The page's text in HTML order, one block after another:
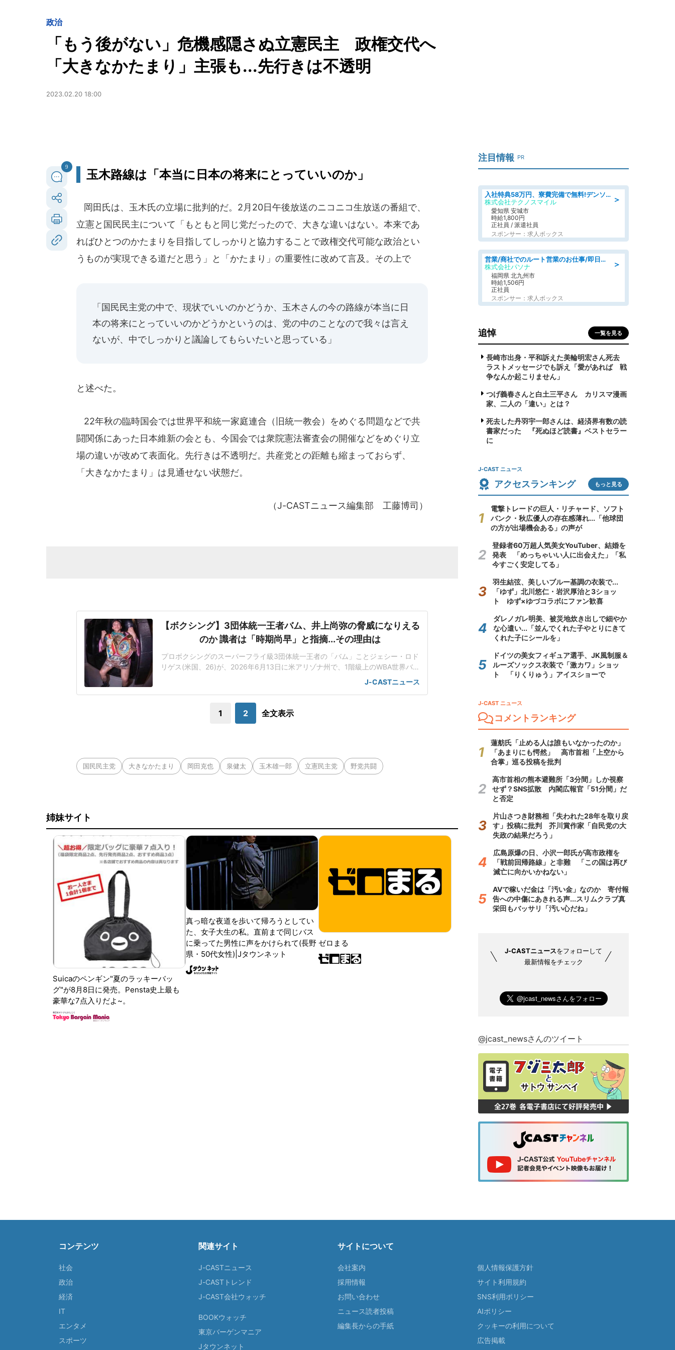
政治
「もう後がない」危機感隠さぬ立憲民主 政権交代へ
「大きなかたまり」主張も...先行きは不透明
2023.02.20 18:00
9
玉木路線は「本当に日本の将来にとっていいのか」
岡田氏は、玉木氏の立場に批判的だ。2月20日午後放送のニコニコ生放送の番組で、
立憲と国民民主について「もともと同じ党だったので、大きな違いはない。本来であ
ればひとつのかたまりを目指してしっかりと協力することで政権交代可能な政治とい
うものが実現できる道だと思う」と「かたまり」の重要性に改めて言及。その上で
「国民民主党の中で、現状でいいのかどうか、玉木さんの今の路線が本当に日
本の将来にとっていいのかどうかというのは、党の中のことなので我々は言え
ないが、中でしっかりと議論してもらいたいと思っている」
と述べた。
22年秋の臨時国会では世界平和統一家庭連合（旧統一教会）をめぐる問題などで共
闘関係にあった日本維新の会とも、今国会では衆院憲法審査会の開催などをめぐり立
場の違いが改めて表面化。先行きは不透明だ。共産党との距離も縮まっておらず、
「大きなかたまり」は見通せない状態だ。
（J-CASTニュース編集部 工藤博司）
【ボクシング】3団体統一王者バム、井上尚弥の脅威になりえる
のか 識者は「時期尚早」と指摘...その理由は
プロボクシングのスーパーフライ級3団体統一王者の「バム」ことジェシー・ロド
リゲス(米国、26)が、2026年6月13日に米アリゾナ州で、1階級上のWBA世界バン
タム級王者アントニオ・バルガス(米国、29)に挑戦する。「井上はフェザー級に上
げようかと検討している最中」バムは、スーパーバンタム級4団体統一王者・井上
実現する可能
J-CASTニュース
1 2 全文表示
国民民主党 大きなかたまり 岡田克也 泉健太 玉木雄一郎 立憲民主党 野党共闘
姉妹サイト
Suicaのペンギン"夏のラッキーバッ
グ"が8月8日に発売。Pensta史上最も
豪華な7点入りだよ~。
真っ暗な夜道を歩いて帰ろうとしてい
た、女子大生の私。直前まで同じバス
に乗ってた男性に声をかけられて(長野
県・50代女性)|Jタウンネット
ゼロまる
注目情報 PR
＞
入社特典58万円、寮費完備で無料!デンソーで働こう!自動車工場で小型部品の検査業務 denso aichi
株式会社テクノスマイル
愛知県 安城市
時給1,800円
正社員 / 派遣社員
スポンサー：求人ボックス
＞
営業/商社でのルート営業のお仕事/即日勤務可/車通勤可/営業
株式会社パソナ
福岡県 北九州市
時給1,506円
正社員
スポンサー：求人ボックス
追悼 一覧を見る
長崎市出身・平和訴えた美輪明宏さん死去
ラストメッセージでも訴え「愛があれば 戦
争なんか起こりません」
つげ義春さんと白土三平さん カリスマ漫画
家、二人の「違い」とは？
死去した丹羽宇一郎さんは、経済界有数の読
書家だった 『死ぬほど読書』ベストセラー
に
J-CAST ニュース
アクセスランキング もっと見る
電撃トレードの巨人・リチャード、ソフト
バンク・秋広優人の存在感薄れ...「他球団
の方が出場機会ある」の声が
登録者60万超人気美女YouTuber、結婚を
発表 「めっちゃいい人に出会えた」「私
今すごく安定してる」
羽生結弦、美しいブルー基調の衣装で...
「ゆず」北川悠仁・岩沢厚治と3ショッ
ト ゆず×ゆづコラボにファン歓喜
ダレノガレ明美、被災地炊き出しで細やか
な心遣い...「並んでくれた子やとりにきて
くれた子にシールを」
ドイツの美女フィギュア選手、JK風制服＆
ルーズソックス衣装で「激カワ」ショッ
ト 「りくりゅう」アイスショーで
J-CAST ニュース
コメントランキング
蓮舫氏「止める人は誰もいなかったのか」
「あまりにも愕然」 高市首相「上空から
合掌」巡る投稿を批判
高市首相の熊本避難所「3分間」しか視察
せず？SNS拡散 内閣広報官「51分間」だ
と否定
片山さつき財務相「失われた28年を取り戻
す」投稿に批判 芥川賞作家「自民党の大
失政の結果だろう」
広島原爆の日、小沢一郎氏が高市政権を
「戦前回帰路線」と非難 「この国は再び
滅亡に向かいかねない」
AVで稼いだ金は「汚い金」なのか 寄付報
告への中傷にあきれる声...スリムクラブ真
栄田もバッサリ「汚い心だね」
J-CASTニュースをフォローして
最新情報をチェック
@jcast_newsさんのツイート
コンテンツ
社会
政治
経済
IT
エンタメ
スポーツ
関連サイト
J-CASTニュース
J-CASTトレンド
J-CAST会社ウォッチ
BOOKウォッチ
東京バーゲンマニア
Jタウンネット
サイトについて
会社案内
採用情報
お問い合わせ
ニュース読者投稿
編集長からの手紙
個人情報保護方針
サイト利用規約
SNS利用ポリシー
AIポリシー
クッキーの利用について
広告掲載